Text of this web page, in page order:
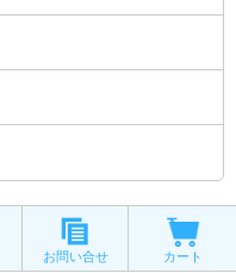
お問い合せ カート